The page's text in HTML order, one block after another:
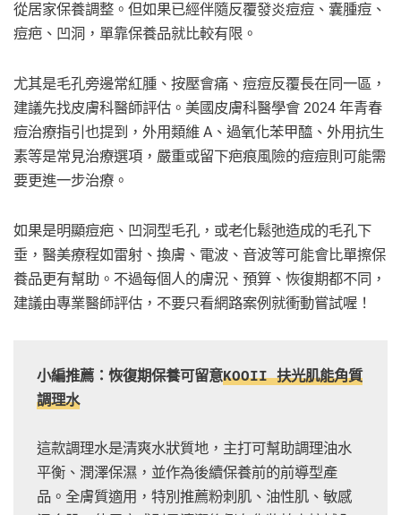
從居家保養調整。但如果已經伴隨反覆發炎痘痘、囊腫痘、
痘疤、凹洞，單靠保養品就比較有限。
尤其是毛孔旁邊常紅腫、按壓會痛、痘痘反覆長在同一區，
建議先找皮膚科醫師評估。美國皮膚科醫學會 2024 年青春
痘治療指引也提到，外用類維 A、過氧化苯甲醯、外用抗生
素等是常見治療選項，嚴重或留下疤痕風險的痘痘則可能需
要更進一步治療。
如果是明顯痘疤、凹洞型毛孔，或老化鬆弛造成的毛孔下
垂，醫美療程如雷射、換膚、電波、音波等可能會比單擦保
養品更有幫助。不過每個人的膚況、預算、恢復期都不同，
建議由專業醫師評估，不要只看網路案例就衝動嘗試喔！
小編推薦：恢復期保養可留意KOOII 扶光肌能角質
調理水
這款調理水是清爽水狀質地，主打可幫助調理油水
平衡、潤澤保濕，並作為後續保養前的前導型產
品。全膚質適用，特別推薦粉刺肌、油性肌、敏感